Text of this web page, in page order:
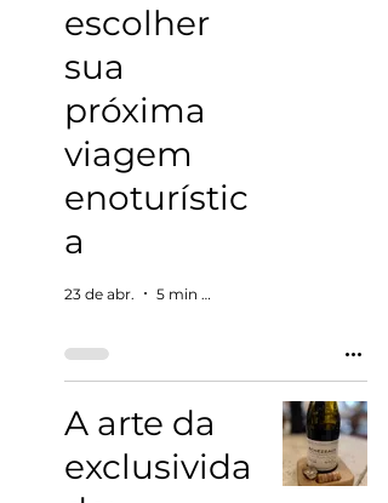
escolher
sua
próxima
viagem
enoturístic
a
23 de abr. 5 min de leitura
A arte da
exclusivida